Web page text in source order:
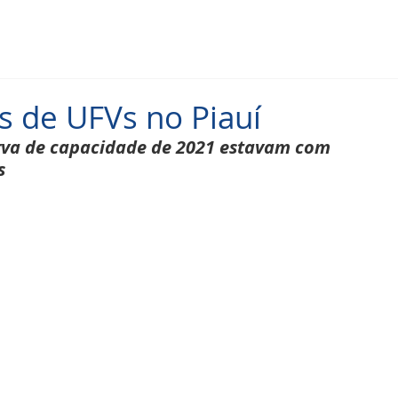
de UFVs no Piauí
de capacidade de 2021 estavam com